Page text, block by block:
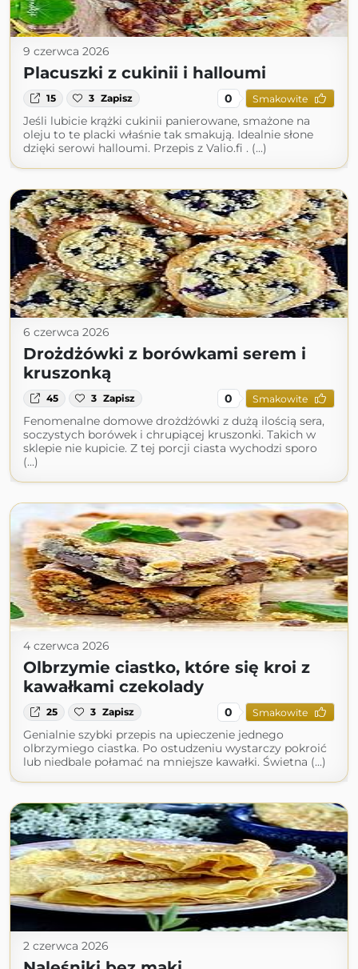
9 czerwca 2026
Placuszki z cukinii i halloumi
15 3 Zapisz 0 Smakowite
Jeśli lubicie krążki cukinii panierowane, smażone na
oleju to te placki właśnie tak smakują. Idealnie słone
dzięki serowi halloumi. Przepis z Valio.fi . (...)
6 czerwca 2026
Drożdżówki z borówkami serem i
kruszonką
45 3 Zapisz 0 Smakowite
Fenomenalne domowe drożdżówki z dużą ilością sera,
soczystych borówek i chrupiącej kruszonki. Takich w
sklepie nie kupicie. Z tej porcji ciasta wychodzi sporo
(...)
4 czerwca 2026
Olbrzymie ciastko, które się kroi z
kawałkami czekolady
25 3 Zapisz 0 Smakowite
Genialnie szybki przepis na upieczenie jednego
olbrzymiego ciastka. Po ostudzeniu wystarczy pokroić
lub niedbale połamać na mniejsze kawałki. Świetna (...)
2 czerwca 2026